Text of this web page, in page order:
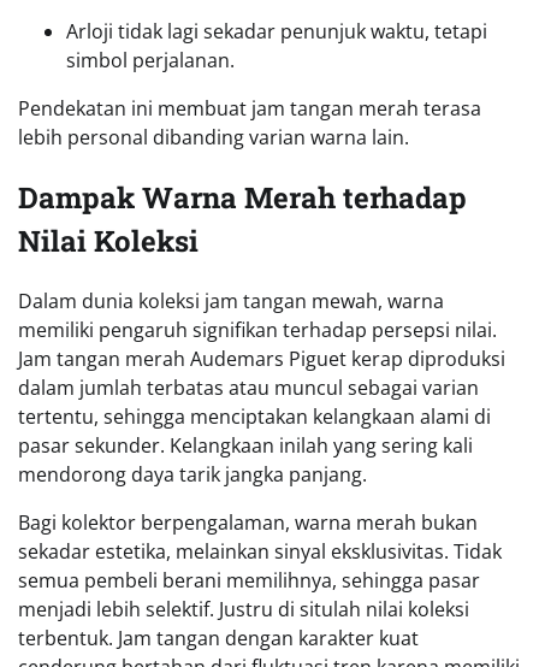
Arloji tidak lagi sekadar penunjuk waktu, tetapi
simbol perjalanan.
Pendekatan ini membuat jam tangan merah terasa
lebih personal dibanding varian warna lain.
Dampak Warna Merah terhadap
Nilai Koleksi
Dalam dunia koleksi jam tangan mewah, warna
memiliki pengaruh signifikan terhadap persepsi nilai.
Jam tangan merah Audemars Piguet kerap diproduksi
dalam jumlah terbatas atau muncul sebagai varian
tertentu, sehingga menciptakan kelangkaan alami di
pasar sekunder. Kelangkaan inilah yang sering kali
mendorong daya tarik jangka panjang.
Bagi kolektor berpengalaman, warna merah bukan
sekadar estetika, melainkan sinyal eksklusivitas. Tidak
semua pembeli berani memilihnya, sehingga pasar
menjadi lebih selektif. Justru di situlah nilai koleksi
terbentuk. Jam tangan dengan karakter kuat